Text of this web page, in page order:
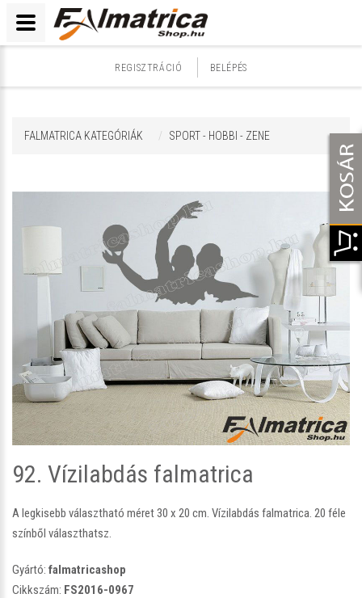
REGISZTRÁCIÓ BELÉPÉS
FALMATRICA KATEGÓRIÁK SPORT - HOBBI - ZENE
92. Vízilabdás falmatrica
A legkisebb választható méret 30 x 20 cm. Vízilabdás falmatrica. 20 féle
színből választhatsz.
Gyártó: falmatricashop
Cikkszám: FS2016-0967